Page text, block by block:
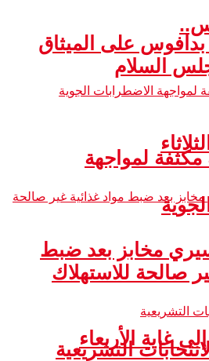
مكثفة لمواجهة
غاية الأربعاء
بدافوس على الميثاق
السلام
10 مسيري مخابز بعد ضبط
صالحة للاستهلاك
التشريعية